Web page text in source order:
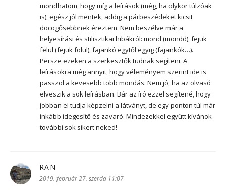
mondhatom, hogy míg a leírások (még, ha olykor túlzóak
is), egész jól mentek, addig a párbeszédeket kicsit
döcögősebbnek éreztem. Nem beszélve már a
helyesírási és stilisztikai hibákról: mond (mondd), fejük
felül (fejük fölül), fajankó egytől egyig (fajankók…).
Persze ezeken a szerkesztők tudnak segíteni. A
leírásokra még annyit, hogy véleményem szerint ide is
passzol a kevesebb több mondás. Nem jó, ha az olvasó
elveszik a sok leírásban. Bár az író ezzel segítené, hogy
jobban el tudja képzelni a látványt, de egy ponton túl már
inkább idegesítő és zavaró. Mindezekkel együtt kívánok
további sok sikert neked!
RAN
2019. február 27. szerda 11:07